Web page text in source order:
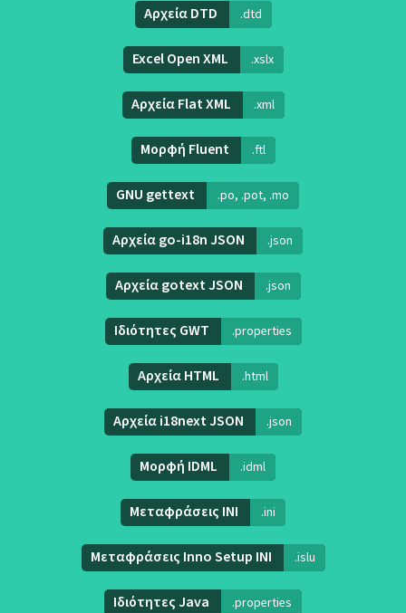
Αρχεία DTD .dtd
Excel Open XML .xslx
Αρχεία Flat XML .xml
Μορφή Fluent .ftl
GNU gettext .po, .pot, .mo
Αρχεία go-i18n JSON .json
Αρχεία gotext JSON .json
Ιδιότητες GWT .properties
Αρχεία HTML .html
Αρχεία i18next JSON .json
Μορφή IDML .idml
Μεταφράσεις INI .ini
Μεταφράσεις Inno Setup INI .islu
Ιδιότητες Java .properties